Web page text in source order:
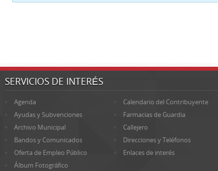
SERVICIOS DE INTERÉS
Agenda
Calendario del Contribuyente
Ayudas y Subvenciones
Farmacias de Guardia
Archivo Municipal
Callejero
Bandos y Comunicados
Direcciones y Teléfonos
Oferta de Empleo Público
Enlaces de interés
Álbum Fotográfico